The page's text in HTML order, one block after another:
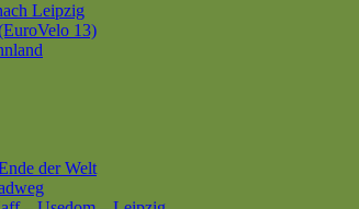
Leipzig
13)
der Welt